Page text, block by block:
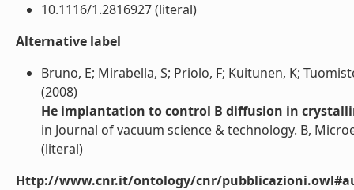
10.1116/1.2816927 (literal)
Alternative label
Bruno, E; Mirabella, S; Priolo, F; Kuitunen, K;
(2008)
He implantation to control B diffusion in
in Journal of vacuum science & technology. B,
(literal)
Http://www.cnr.it/ontology/cnr/